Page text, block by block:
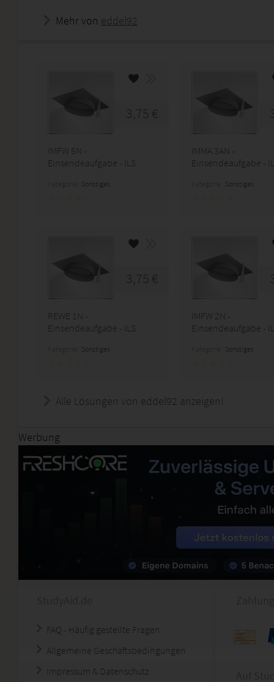
Mehr von eddel92
3,75 €
IMFW 5N -
Einsendeaufgabe - ILS
Sonstiges
IMMA 3AN -
Einsendeaufgabe -
Sonstiges
3,75 €
REWE 1N -
Einsendeaufgabe - ILS
Sonstiges
IMFW 2N -
Einsendeaufgabe -
Sonstiges
Alle Lösungen von eddel92 anzeigen!
Werbung
FAQ - Häufig gestellte Fragen
Allgemeine Geschäftsbedingungen
Impressum & Datenschutz